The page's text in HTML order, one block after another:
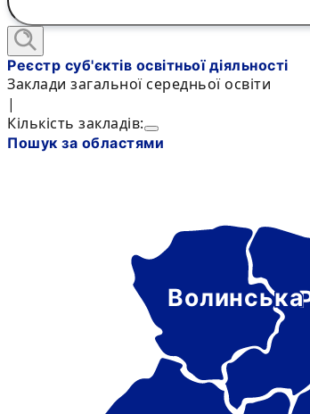
Реєстр суб'єктів освітньої діяльності
Заклади загальної середньої освіти
|
Кількість закладів:
Пошук за областями
Волинська